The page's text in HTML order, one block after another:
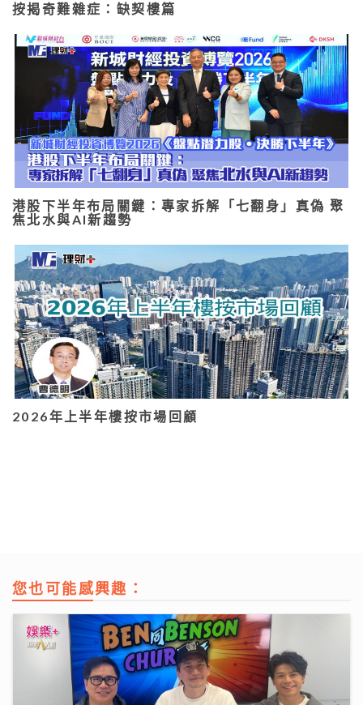
按揭奇難雜症：缺契樓篇
港股下半年布局關鍵：專家拆解「七翻身」真偽 聚
焦北水與AI新趨勢
2026年上半年樓按市場回顧
您也可能感興趣：